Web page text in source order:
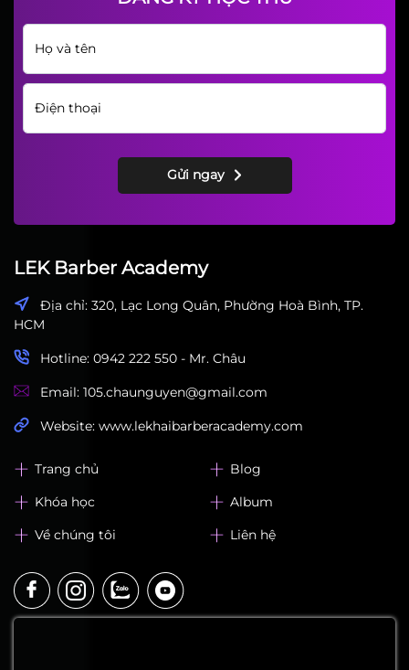
Lựa Chọn Trung Tâm Học Tóc
Nam Chuyên Nghiệp Tại
TP.HCM
ĐĂNG KÝ HỌC THỬ
Gửi ngay